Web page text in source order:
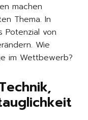
machen
Thema. In
Potenzial von
Wie
im Wettbewerb?